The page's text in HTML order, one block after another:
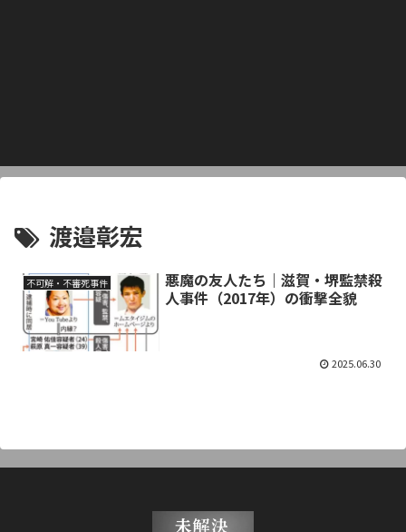
渡邉彰宏
不可解・不審死事件
悪魔の友人たち｜滋賀・堺監禁殺
人事件（2017年）の衝撃全貌
2025.06.30